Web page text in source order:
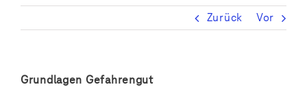
Zurück Vor
Grundlagen Gefahrengut